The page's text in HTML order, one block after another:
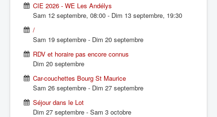
ALPINISME
SKI DE RANDONNÉE
RANDONNÉE PÉDESTRE
RANDONNÉE SPORTIVE
CIE 2026 - WE Les Andélys
Sam 12 septembre,08:00 - Dim 13 septembre, 19:30
/
Sam 19 septembre - Dim 20 septembre
RDV et horaire pas encore connus
Dim 20 septembre
Car-couchettes Bourg St Maurice
Sam 26 septembre - Dim 27 septembre
Séjour dans le Lot
Dim 27 septembre -Sam 3 octobre